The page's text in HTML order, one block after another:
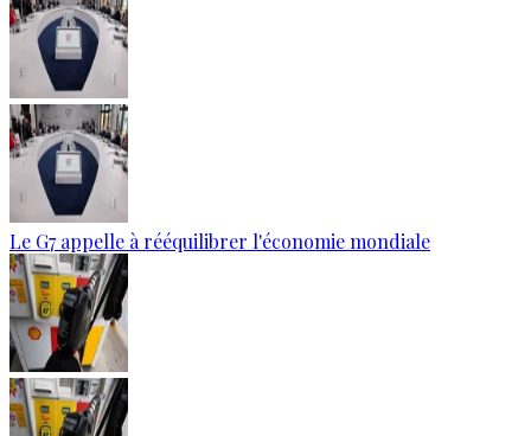
Le G7 appelle à rééquilibrer l'économie mondiale